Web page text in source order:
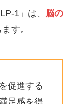
1」は、 脳の
す。
促進する
足感を得